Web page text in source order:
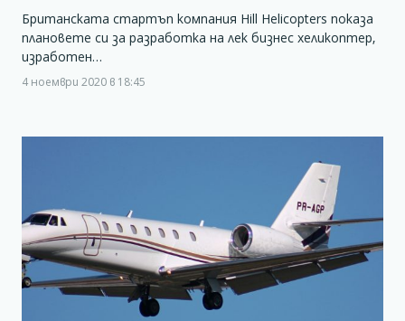
Британската стартъп компания Hill Helicopters показа
плановете си за разработка на лек бизнес хеликоптер,
изработен…
4 ноември 2020 в 18:45